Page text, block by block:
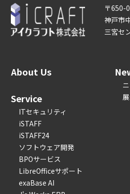
〒650-
神戸市
三宮セ
About Us
Service
ITセキュリティ
iSTAFF
iSTAFF24
ソフトウェア開発
BPOサービス
LibreOfficeサポート
exaBase AI